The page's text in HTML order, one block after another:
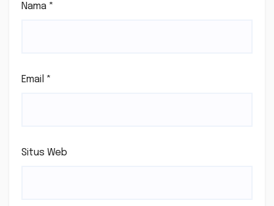
Nama *
Email *
Situs Web